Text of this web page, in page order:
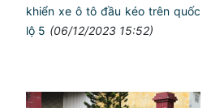
khiển xe ô tô đầu kéo trên quốc
lộ 5 (06/12/2023 15:52)